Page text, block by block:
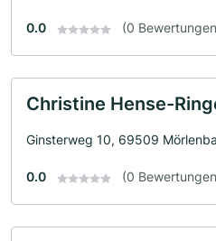
0.0 (0
Christine Hense-
Ginsterweg 10, 69509
0.0 (0